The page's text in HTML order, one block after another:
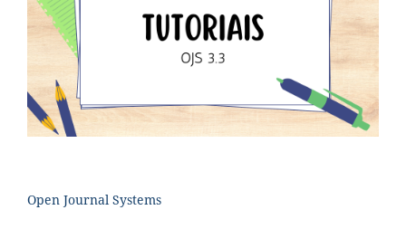
Open Journal Systems